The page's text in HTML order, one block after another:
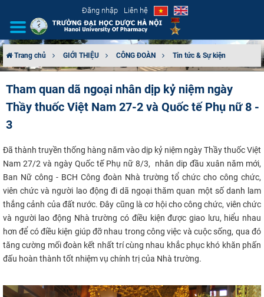
Đăng nhập Liên hệ
CƠ CẤU TỔ CHỨC
ĐÀO TẠO
ĐẢM BẢO CHẤT LƯỢNG
KHOA HỌC CÔNG NGHỆ
HTQT
Trang chủ GIỚI THIỆU CÔNG ĐOÀN Tin tức & Sự kiện
Tham quan dã ngoại nhân dịp kỷ niệm ngày
Thầy thuốc Việt Nam 27-2 và Quốc tế Phụ nữ 8 -
3
Đã thành truyền thống hàng năm vào dịp kỷ niệm ngày Thầy thuốc Việt
Nam 27/2 và ngày Quốc tế Phụ nữ 8/3, nhân dip đầu xuân năm mới,
Ban Nữ công - BCH Công đoàn Nhà trường tổ chức cho công chức,
viên chức và người lao động đi dã ngoại thăm quan một số danh lam
thắng cảnh của đất nước. Đây cũng là cơ hội cho công chức, viên chức
và người lao động Nhà trường có điều kiện được giao lưu, hiểu nhau
hơn để có điều kiện giúp đỡ nhau trong công việc và cuộc sống, qua đó
tăng cường mối đoàn kết nhất trí cùng nhau khắc phục khó khăn phấn
đấu hoàn thành tốt nhiệm vụ chính trị của Nhà trường. ​